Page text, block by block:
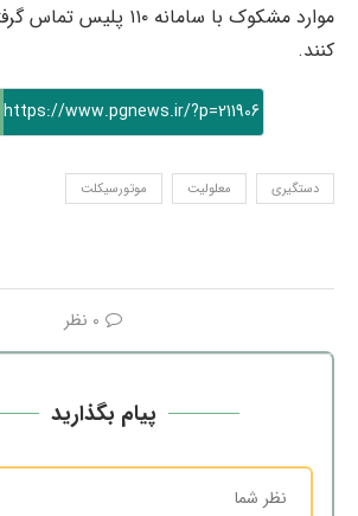
موارد مشکوک با سامانه
کنند.
https://www.pgnews.ir/?p=211906
دستگیری معلولیت موتورسیکلت
0 نظر
پیام بگذارید